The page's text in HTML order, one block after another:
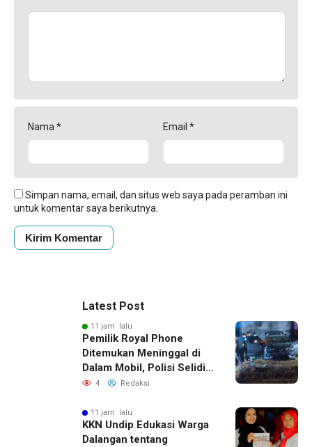
Nama * Email *
Simpan nama, email, dan situs web saya pada peramban ini
untuk komentar saya berikutnya.
Latest Post
11 jam lalu
Pemilik Royal Phone
Ditemukan Meninggal di
Dalam Mobil, Polisi Selidiki
Dugaan Keterkaitan
4 Redaksi
11 jam lalu
KKN Undip Edukasi Warga
Dalangan tentang